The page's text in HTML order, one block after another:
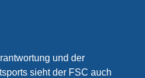
und der
sieht der FSC auch